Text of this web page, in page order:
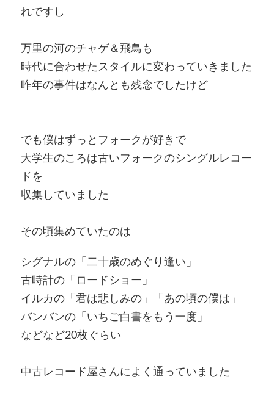
れですし
万里の河のチャゲ＆飛鳥も
時代に合わせたスタイルに変わっていきました
昨年の事件はなんとも残念でしたけど
でも僕はずっとフォークが好きで
大学生のころは古いフォークのシングルレコー
ドを
収集していました
その頃集めていたのは
シグナルの「二十歳のめぐり逢い」
古時計の「ロードショー」
イルカの「君は悲しみの」「あの頃の僕は」
バンバンの「いちご白書をもう一度」
などなど20枚ぐらい
中古レコード屋さんによく通っていました